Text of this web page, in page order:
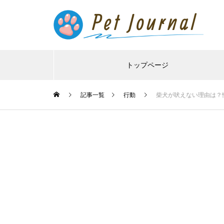
トップページ
記事一覧 行動 柴犬が吠えない理由は？